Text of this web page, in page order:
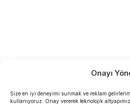
Onayı
Size en iyi deneyimi sunmak ve reklam
kullanıyoruz. Onay vererek teknolojik